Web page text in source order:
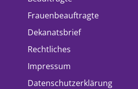
Frauenbeauftragte
Dekanatsbrief
Rechtliches
Impressum
Datenschutzerklärung